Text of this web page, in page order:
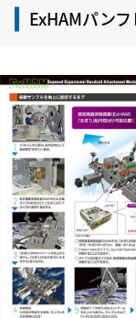
ExHAMパン